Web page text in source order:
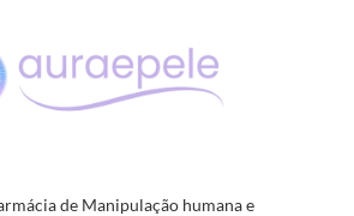
de Manipulação humana e